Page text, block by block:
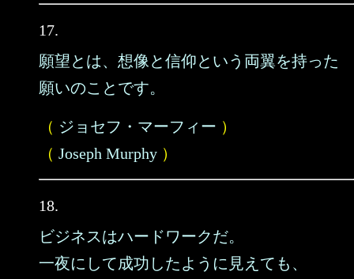
17.
願望とは、想像と信仰という両翼を持った
願いのことです。
（ ジョセフ・マーフィー ）
（ Joseph Murphy ）
18.
ビジネスはハードワークだ。
一夜にして成功したように見えても、